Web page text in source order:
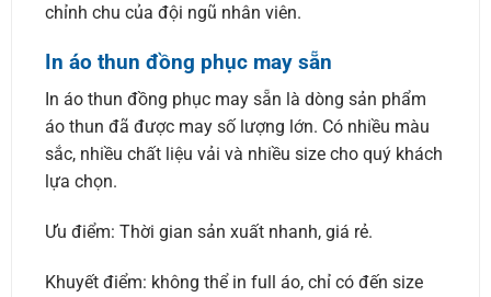
chỉnh chu của đội ngũ nhân viên.
In áo thun đồng phục may sẵn
In áo thun đồng phục may sẵn là dòng sản phẩm
áo thun đã được may số lượng lớn. Có nhiều màu
sắc, nhiều chất liệu vải và nhiều size cho quý khách
lựa chọn.
Ưu điểm: Thời gian sản xuất nhanh, giá rẻ.
Khuyết điểm: không thể in full áo, chỉ có đến size